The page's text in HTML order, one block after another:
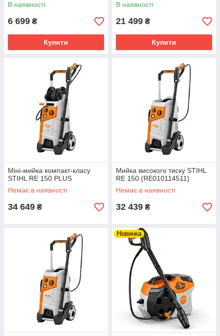
В наявності
6 699 ₴
Купити
В наявності
21 499 ₴
Купити
Міні-мийка компакт-класу
STIHL RE 150 PLUS
Немає в наявності
34 649 ₴
Мийка високого тиску STIHL
RE 150 (RE010114511)
Немає в наявності
32 439 ₴
Новинка